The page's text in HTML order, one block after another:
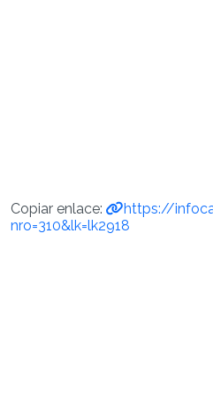
Copiar enlace:
https://
nro=310&lk=lk2918